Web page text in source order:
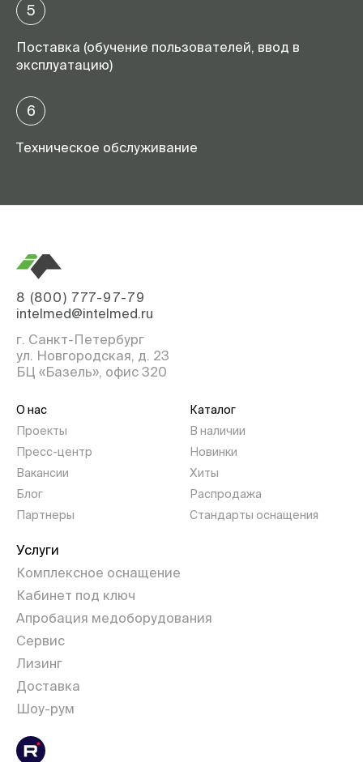
5
Поставка (обучение пользователей, ввод в
эксплуатацию)
6
Техническое обслуживание
8 (800) 777-97-79
intelmed@intelmed.ru
г. Санкт-Петербург
ул. Новгородская, д. 23
БЦ «Базель», офис 320
О нас
Проекты
Пресс-центр
Вакансии
Блог
Партнеры
Каталог
В наличии
Новинки
Хиты
Распродажа
Стандарты оснащения
Услуги
Комплексное оснащение
Кабинет под ключ
Апробация медоборудования
Сервис
Лизинг
Доставка
Шоу-рум